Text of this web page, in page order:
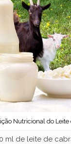
Nutricional do Leite
ml de leite de